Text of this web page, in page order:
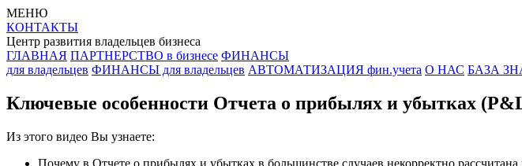
МЕНЮ
КОНТАКТЫ
Центр развития владельцев бизнеса
ГЛАВНАЯ ПАРТНЕРСТВО в бизнесе ФИНАНСЫ
для владельцев ФИНАНСЫ для владельцев АВТОМАТИЗАЦИЯ фин.учета О НАС БАЗА
Ключевые особенности Отчета о прибылях и убытках
Из этого видео Вы узнаете:
Почему в Отчете о прибылях и убытках в большинстве случаев некорректно рассчитана